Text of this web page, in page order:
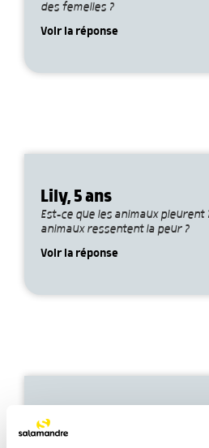
des femelles ?
Voir la réponse
Lily, 5 ans
Est-ce que les animaux pleurent
animaux ressentent la peur ?
Voir la réponse
Isabelle, 60 ans
Enseignante, je veux travailler